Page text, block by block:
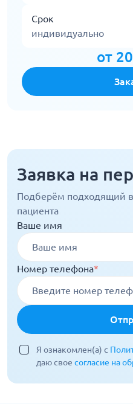
Срок
индивидуально
от
Заявка на
Подберём подходящий
пациента
Ваше имя
Номер телефона*
Я ознакомлен(а) с
даю свое согласие на